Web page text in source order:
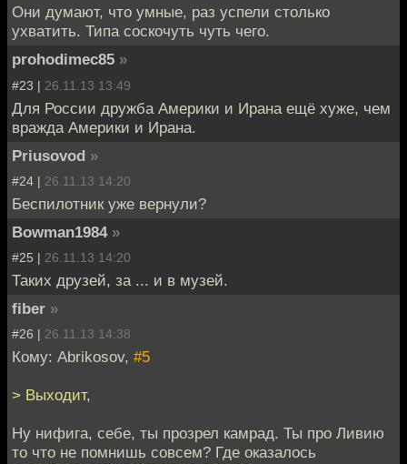
Они думают, что умные, раз успели столько
ухватить. Типа соскочуть чуть чего.
prohodimec85 »
#23 | 26.11.13 13:49
Для России дружба Америки и Ирана ещё хуже, чем
вражда Америки и Ирана.
Priusovod »
#24 | 26.11.13 14:20
Беспилотник уже вернули?
Bowman1984 »
#25 | 26.11.13 14:20
Таких друзей, за ... и в музей.
fiber »
#26 | 26.11.13 14:38
Кому: Abrikosov, #5
> Выходит,
Ну нифига, себе, ты прозрел камрад. Ты про Ливию
то что не помнишь совсем? Где оказалось